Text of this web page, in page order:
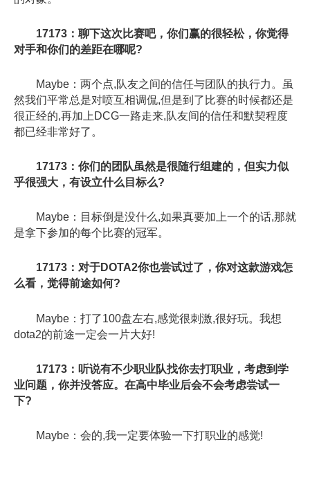
17173：聊下这次比赛吧，你们赢的很轻松，你觉得
对手和你们的差距在哪呢?
Maybe：两个点,队友之间的信任与团队的执行力。虽
然我们平常总是对喷互相调侃,但是到了比赛的时候都还是
很正经的,再加上DCG一路走来,队友间的信任和默契程度
都已经非常好了。
17173：你们的团队虽然是很随行组建的，但实力似
乎很强大，有设立什么目标么?
Maybe：目标倒是没什么,如果真要加上一个的话,那就
是拿下参加的每个比赛的冠军。
17173：对于DOTA2你也尝试过了，你对这款游戏怎
么看，觉得前途如何?
Maybe：打了100盘左右,感觉很刺激,很好玩。我想
dota2的前途一定会一片大好!
17173：听说有不少职业队找你去打职业，考虑到学
业问题，你并没答应。在高中毕业后会不会考虑尝试一
下?
Maybe：会的,我一定要体验一下打职业的感觉!